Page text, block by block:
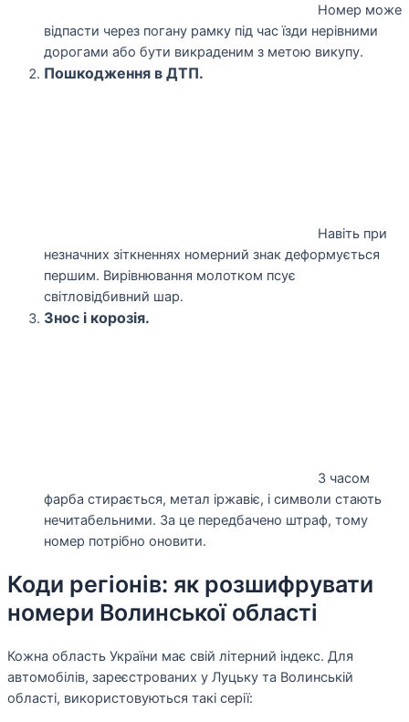
Номер може
відпасти через погану рамку під час їзди нерівними
дорогами або бути викраденим з метою викупу.
Пошкодження в ДТП.
Навіть при
незначних зіткненнях номерний знак деформується
першим. Вирівнювання молотком псує
світловідбивний шар.
Знос і корозія.
З часом
фарба стирається, метал іржавіє, і символи стають
нечитабельними. За це передбачено штраф, тому
номер потрібно оновити.
Коди регіонів: як розшифрувати
номери Волинської області
Кожна область України має свій літерний індекс. Для
автомобілів, зареєстрованих у Луцьку та Волинській
області, використовуються такі серії: